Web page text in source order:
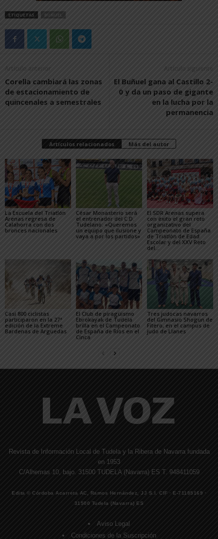
ETIQUETAS BUÑUEL
Artículo anterior
Corella cambiará las zonas
de estacionamiento de
quincenales a semestrales
Artículo siguiente
El Buñuel gana al Castillo 2-
0 y da un paso de gigante
en la lucha por la
permanencia
Artículos relacionados Más del autor
La Escuela del Triatlón
Arenas regresa de
Calahorra con dos
bronces nacionales
César Monasterio será
el entrenador del C.D.
Tudelano: «Queremos
un equipo que ilusione y
vaya a por los partidos»
El SDR Arenas supera
con éxito el gran reto
organizativo del
Campeonato de España
de Triatlón de Edad
Escolar y del XXV Reto
del...
Casi 800 ciclistas
participaron en la 27ª
edición de la Extreme
Bardenas de Arguedas
El Club de piragüismo
Ebrokayak de Tudela
brilla en el Campeonato
de España de Ríos en el
Cinca
Tres judocas navarros
del Gimnasio Shogun de
Fitero, en el campus de
judo de Llanes
Revista de Información Local de Tudela y la Ribera de Navarra fundada
en 1953
C/Alhemas 10, bajo. 31500 TUDELA (Navarra) ES T. 948411059
Edita © Córdoba Acarreta AC, Ramos Hernández, JJ S.I. CIF · E-71185169 ·
31500 Tudela (Navarra) ES
Aviso Legal
Condiciones de la Suscripción